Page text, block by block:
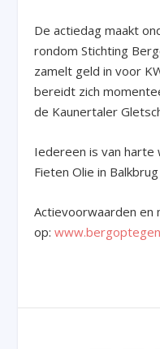
De actiedag maakt
rondom Stichting
zamelt geld in voor
bereidt zich
de Kaunertaler
Iedereen is van harte
Fieten Olie in
Actievoorwaarden en
op: